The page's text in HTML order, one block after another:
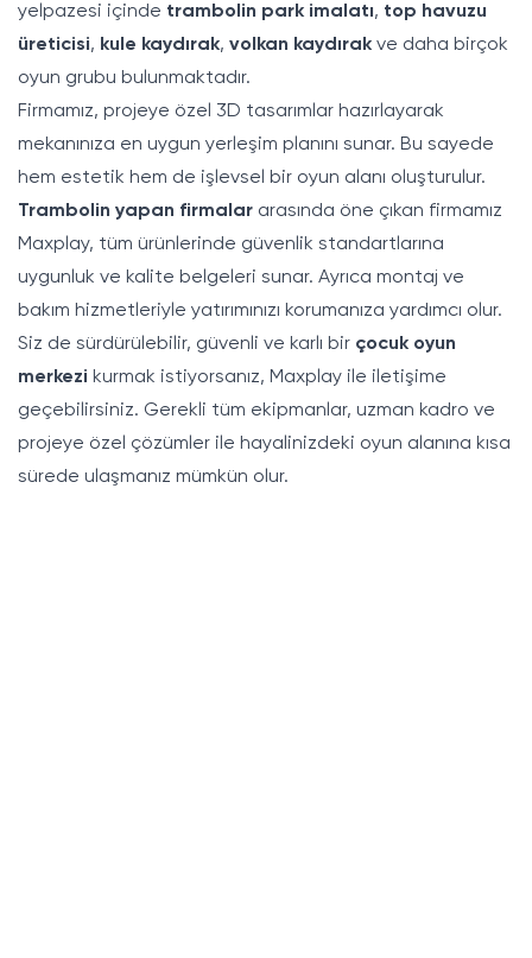
yelpazesi içinde trambolin park imalatı, top havuzu
üreticisi, kule kaydırak, volkan kaydırak ve daha birçok
oyun grubu bulunmaktadır.
Firmamız, projeye özel 3D tasarımlar hazırlayarak
mekanınıza en uygun yerleşim planını sunar. Bu sayede
hem estetik hem de işlevsel bir oyun alanı oluşturulur.
Trambolin yapan firmalar arasında öne çıkan firmamız
Maxplay, tüm ürünlerinde güvenlik standartlarına
uygunluk ve kalite belgeleri sunar. Ayrıca montaj ve
bakım hizmetleriyle yatırımınızı korumanıza yardımcı olur.
Siz de sürdürülebilir, güvenli ve karlı bir çocuk oyun
merkezi kurmak istiyorsanız, Maxplay ile iletişime
geçebilirsiniz. Gerekli tüm ekipmanlar, uzman kadro ve
projeye özel çözümler ile hayalinizdeki oyun alanına kısa
sürede ulaşmanız mümkün olur.